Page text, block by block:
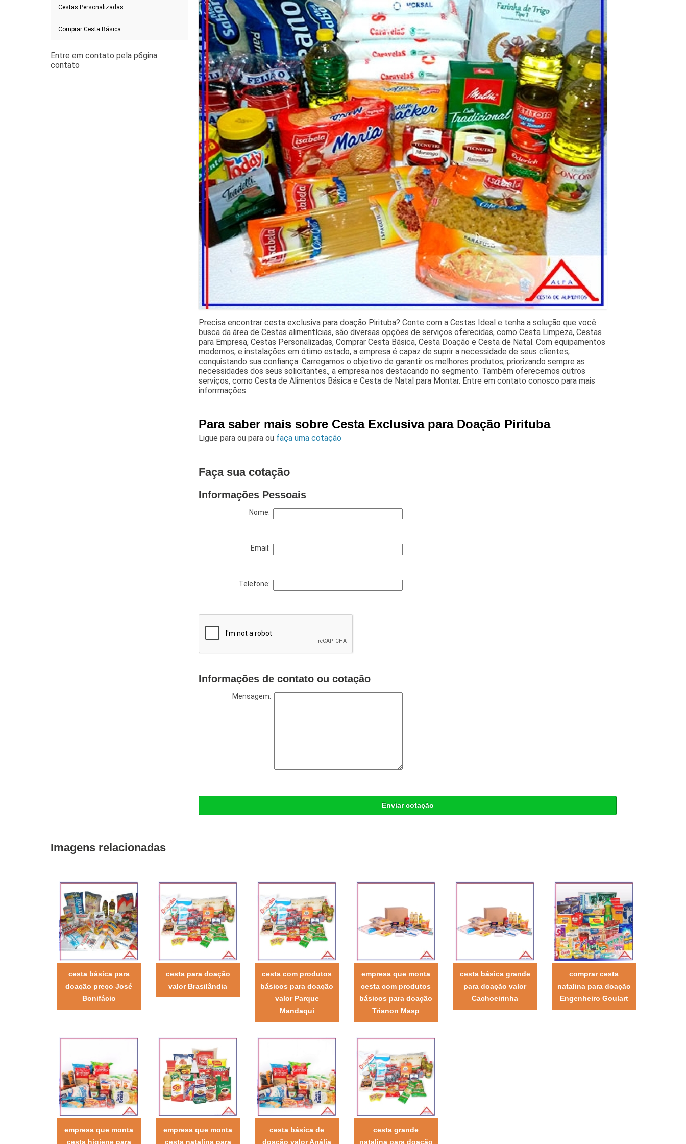
Cestas Personalizadas
Comprar Cesta Básica
Precisa encontrar cesta exclusiva para doação Pirituba? Conte com a Cestas Ideal e tenha a solução que você
busca da área de Cestas alimentícias, são diversas opções de serviços oferecidas, como Cesta Limpeza, Cestas
para Empresa, Cestas Personalizadas, Comprar Cesta Básica, Cesta Doação e Cesta de Natal. Com equipamentos
modernos, e instalações em ótimo estado, a empresa é capaz de suprir a necessidade de seus clientes,
conquistando sua confiança. Carregamos o objetivo de garantir os melhores produtos, priorizando sempre as
necessidades dos seus solicitantes., a empresa nos destacando no segmento. Também oferecemos outros
serviços, como Cesta de Alimentos Básica e Cesta de Natal para Montar. Entre em contato conosco para mais
inforrmações.
Para saber mais sobre Cesta Exclusiva para Doação Pirituba
Ligue paraou paraou faça uma cotação
Faça sua cotação
Informações Pessoais
Nome:
Email:
Telefone:
Informações de contato ou cotação
Mensagem:
Enviar cotação
Imagens relacionadas
cesta básica para
doação preço José
Bonifácio
cesta para doação
valor Brasilândia
cesta com produtos
básicos para doação
valor Parque
Mandaqui
empresa que monta
cesta com produtos
básicos para doação
Trianon Masp
cesta básica grande
para doação valor
Cachoeirinha
comprar cesta
natalina para doação
Engenheiro Goulart
empresa que monta
cesta higiene para
empresa que monta
cesta natalina para
cesta básica de
doação valor Anália
cesta grande
natalina para doação